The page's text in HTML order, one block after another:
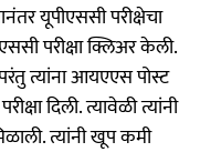
यूपीएससी परीक्षेचा
परीक्षा क्लिअर केली.
त्यांना आयएएस पोस्ट
दिली. त्यावेळी त्यांनी
त्यांनी खूप कमी